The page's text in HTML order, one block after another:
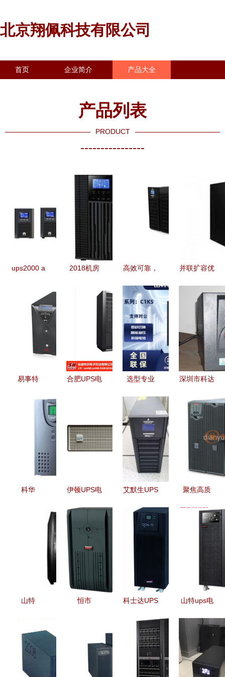
北京翔佩科技有限公司
首页 企业简介 产品大全
产品列表
PRODUCT
----------------
ups2000 a
数 huawei
不间断电源
2018机房
格详解及批
高效可靠，
GXE06K00TL1101C00
助力广东用
户保障电力
安全
并联扩容优
C3K UPS
电源现货特
惠，实现稳
定不间断供
电
易事特
进三出高频
UPS不间断
15kVA的可
靠之选
合肥UPS电
市场主流选
择
选型专业
看这两大品
牌——综述
energi
indi（英特
迪）与山特
的绝佳配置
深圳市科达
电源产品系
科华
伊顿UPS电
护你的设备
安全
艾默生UPS
GXE06K00TL1101C00
长延时外接
电池组配置
指南
聚焦高质
沅电子供应
的UPS电源
优势与选购
山特
以上UPS电
源 高端性
能与可靠保
恒市
1500VA
UPS电源评
科士达UPS
C9110S银
川现货报价
及产品性能
山特ups电
产品介绍
技术参数